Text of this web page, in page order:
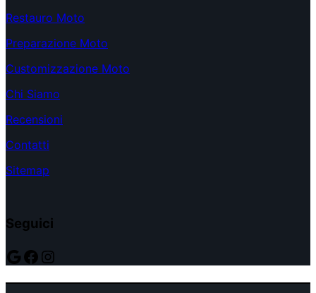
Restauro Moto
Preparazione Moto
Customizzazione Moto
Chi Siamo
Recensioni
Contatti
Sitemap
Seguici
Google
Facebook
Instagram